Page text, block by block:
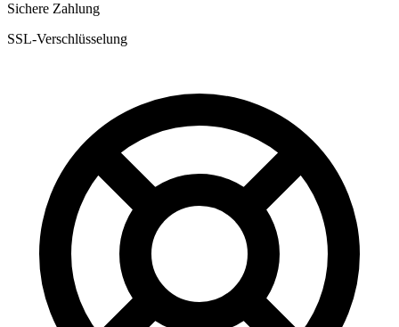
Sichere Zahlung
SSL-Verschlüsselung